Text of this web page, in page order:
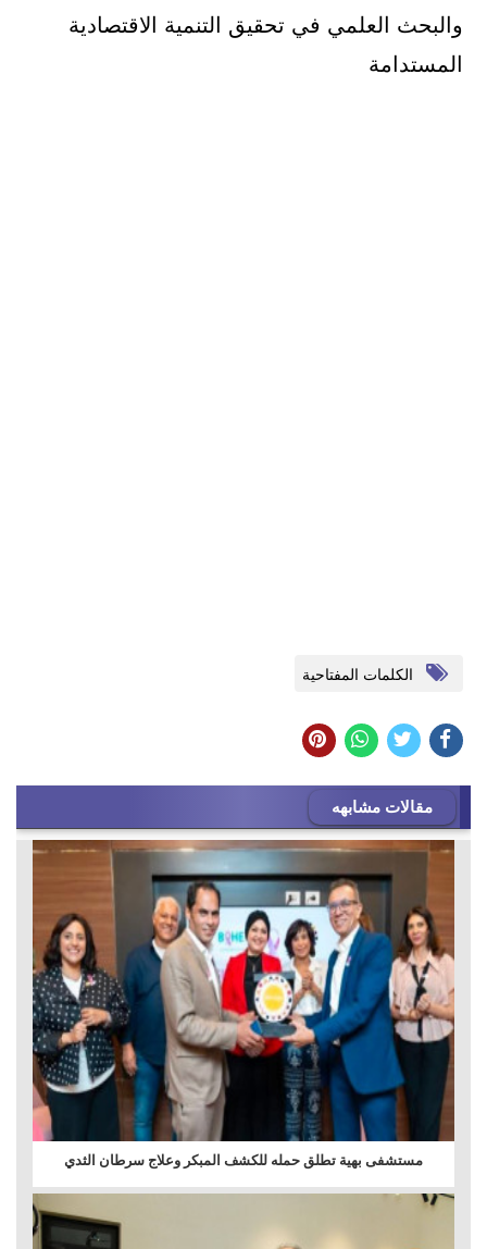
والبحث العلمي في تحقيق التنمية الاقتصادية
المستدامة
الكلمات المفتاحية
مقالات مشابهه
مستشفى بهية تطلق حمله للكشف المبكر وعلاج سرطان الثدي